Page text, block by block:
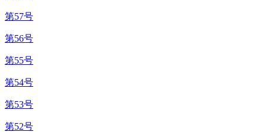
第57号
第56号
第55号
第54号
第53号
第52号